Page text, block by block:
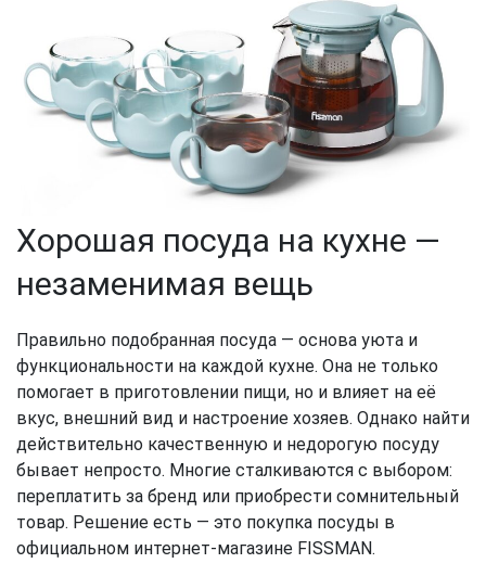
Хорошая посуда на кухне —
незаменимая вещь
Правильно подобранная посуда — основа уюта и
функциональности на каждой кухне. Она не только
помогает в приготовлении пищи, но и влияет на её
вкус, внешний вид и настроение хозяев. Однако найти
действительно качественную и недорогую посуду
бывает непросто. Многие сталкиваются с выбором:
переплатить за бренд или приобрести сомнительный
товар. Решение есть — это покупка посуды в
официальном интернет-магазине FISSMAN.